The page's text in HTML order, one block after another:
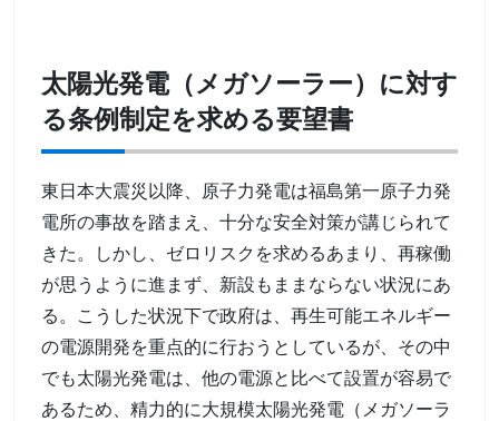
太陽光発電（メガソーラー）に対す
る条例制定を求める要望書
東日本大震災以降、原子力発電は福島第一原子力発
電所の事故を踏まえ、十分な安全対策が講じられて
きた。しかし、ゼロリスクを求めるあまり、再稼働
が思うように進まず、新設もままならない状況にあ
る。こうした状況下で政府は、再生可能エネルギー
の電源開発を重点的に行おうとしているが、その中
でも太陽光発電は、他の電源と比べて設置が容易で
あるため、精力的に大規模太陽光発電（メガソーラ